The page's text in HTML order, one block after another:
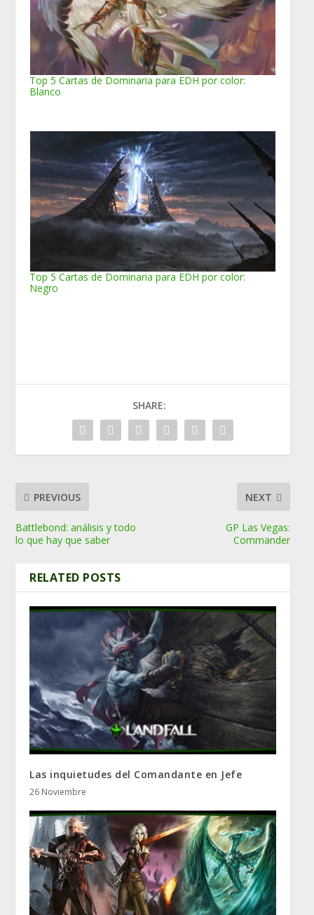
Top 5 Cartas de Dominaria para EDH por color:
Blanco
Top 5 Cartas de Dominaria para EDH por color:
Negro
SHARE:
PREVIOUS
Battlebond: análisis y todo
lo que hay que saber
NEXT
GP Las Vegas:
Commander
RELATED POSTS
Las inquietudes del Comandante en Jefe
26 Noviembre